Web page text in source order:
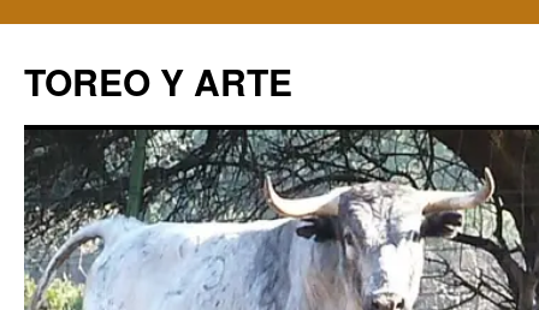
TOREO Y ARTE